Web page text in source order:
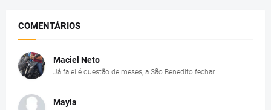
COMENTÁRIOS
Maciel Neto
Já falei é questão de meses, a São Benedito fechar...
Mayla